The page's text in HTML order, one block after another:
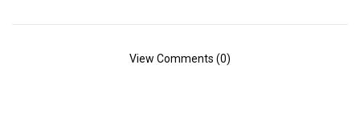
View Comments (0)